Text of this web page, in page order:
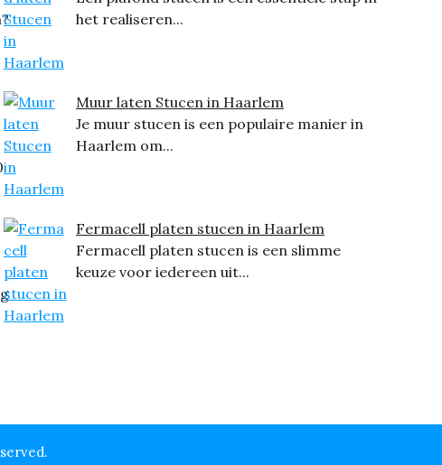
het realiseren...
Muur laten Stucen in Haarlem
Je muur stucen is een populaire manier in
Haarlem om...
Fermacell platen stucen in Haarlem
Fermacell platen stucen is een slimme
keuze voor iedereen uit...